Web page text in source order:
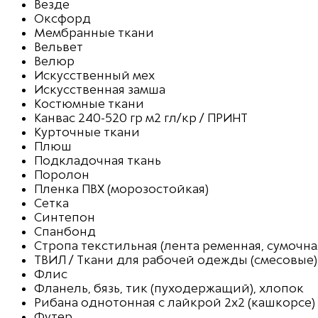
Везде
Оксфорд
Мембранные ткани
Вельвет
Велюр
Искусственный мех
Искусственная замша
Костюмные ткани
Канвас 240-520 гр м2 гл/кр / ПРИНТ
Курточные ткани
Плюш
Подкладочная ткань
Поролон
Пленка ПВХ (морозостойкая)
Сетка
Синтепон
Спанбонд
Стропа текстильная (лента ременная,
ТВИЛ / Ткани для рабочей одежды (смесовые)
Флис
Фланель, бязь, тик (пуходержащий), хлопок
Рибана однотонная с лайкрой 2х2 (кашкорсе)